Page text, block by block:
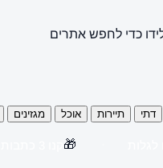
כדי לחפש אתרים
דתי תיירות אוכל מגזינים
🎁